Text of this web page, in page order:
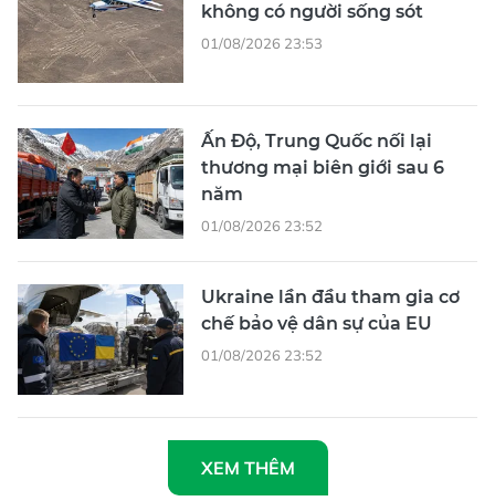
không có người sống sót
01/08/2026 23:53
Ấn Độ, Trung Quốc nối lại
thương mại biên giới sau 6
năm
01/08/2026 23:52
Ukraine lần đầu tham gia cơ
chế bảo vệ dân sự của EU
01/08/2026 23:52
XEM THÊM